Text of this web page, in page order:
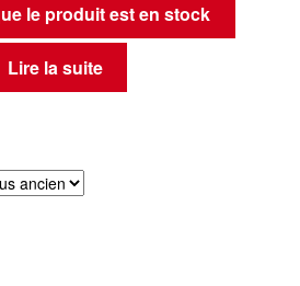
le produit est en stock
Lire la suite